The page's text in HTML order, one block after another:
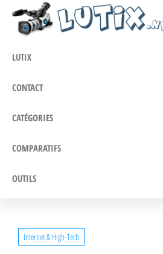
Passer
LUTIX
CONTACT
CATÉGORIES
COMPARATIFS
OUTILS
Internet & High-Tech